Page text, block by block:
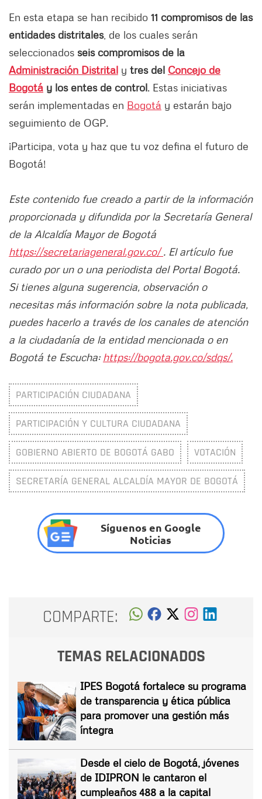
En esta etapa se han recibido 11 compromisos de las
entidades distritales, de los cuales serán
seleccionados seis compromisos de la
Administración Distrital y tres del Concejo de
Bogotá y los entes de control. Estas iniciativas
serán implementadas en Bogotá y estarán bajo
seguimiento de OGP.
¡Participa, vota y haz que tu voz defina el futuro de
Bogotá!
Este contenido fue creado a partir de la información
proporcionada y difundida por la Secretaría General
de la Alcaldía Mayor de Bogotá
https://secretariageneral.gov.co/. El artículo fue
curado por un o una periodista del Portal Bogotá.
Si tienes alguna sugerencia, observación o
necesitas más información sobre la nota publicada,
puedes hacerlo a través de los canales de atención
a la ciudadanía de la entidad mencionada o en
Bogotá te Escucha: https://bogota.gov.co/sdqs/.
PARTICIPACIÓN CIUDADANA
PARTICIPACIÓN Y CULTURA CIUDADANA
GOBIERNO ABIERTO DE BOGOTÁ GABO VOTACIÓN
SECRETARÍA GENERAL ALCALDÍA MAYOR DE BOGOTÁ
Síguenos en Google
Noticias
COMPARTE:
TEMAS RELACIONADOS
IPES Bogotá fortalece su programa
de transparencia y ética pública
para promover una gestión más
íntegra
Desde el cielo de Bogotá, jóvenes
de IDIPRON le cantaron el
cumpleaños 488 a la capital